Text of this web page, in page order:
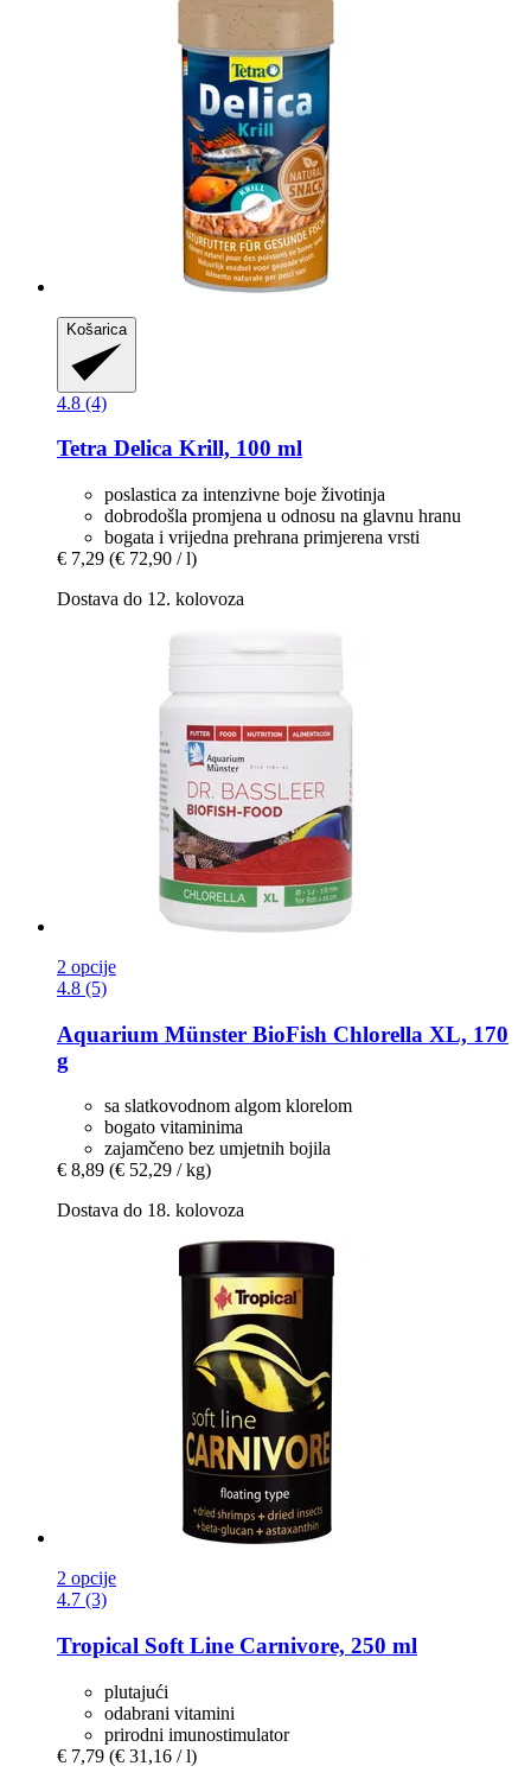
Košarica
4.8 (4)
Tetra Delica Krill, 100 ml
poslastica za intenzivne boje životinja
dobrodošla promjena u odnosu na glavnu hranu
bogata i vrijedna prehrana primjerena vrsti
€ 7,29 (€ 72,90 / l)
Dostava do 12. kolovoza
2 opcije
4.8 (5)
Aquarium Münster BioFish Chlorella XL, 170
g
sa slatkovodnom algom klorelom
bogato vitaminima
zajamčeno bez umjetnih bojila
€ 8,89 (€ 52,29 / kg)
Dostava do 18. kolovoza
2 opcije
4.7 (3)
Tropical Soft Line Carnivore, 250 ml
plutajući
odabrani vitamini
prirodni imunostimulator
€ 7,79 (€ 31,16 / l)